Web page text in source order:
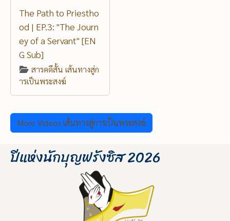
The Path to Priestho
od | EP.3: "The Journ
ey of a Servant" [EN
G Sub]
สารคดีสั้น เส้นทางสู่ก
ารเป็นพระสงฆ์
More Videos เส้นทางสู่การเป็นพระสงฆ์
ปีแห่งนักบุญฟรังซิส 2026